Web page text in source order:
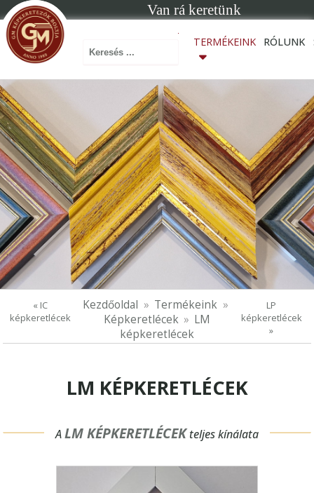
Van rá keretünk
Keresés ...
TERMÉKEINK RÓLUNK
« IC
képkeretlécek
Kezdőoldal
Termékeink
Képkeretlécek
LM
képkeretlécek
LP
képkeretlécek
»
LM KÉPKERETLÉCEK
ALM KÉPKERETLÉCEKteljes kínálata